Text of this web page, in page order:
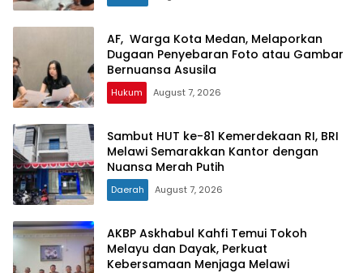
AF, Warga Kota Medan, Melaporkan
Dugaan Penyebaran Foto atau Gambar
Bernuansa Asusila
Hukum August 7, 2026
Sambut HUT ke-81 Kemerdekaan RI, BRI
Melawi Semarakkan Kantor dengan
Nuansa Merah Putih
Daerah August 7, 2026
AKBP Askhabul Kahfi Temui Tokoh
Melayu dan Dayak, Perkuat
Kebersamaan Menjaga Melawi